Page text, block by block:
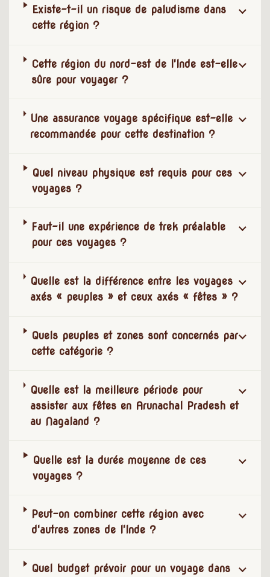
Existe-t-il un risque de paludisme dans
cette région ?
Cette région du nord-est de l'Inde est-elle
sûre pour voyager ?
Une assurance voyage spécifique est-elle
recommandée pour cette destination ?
Quel niveau physique est requis pour ces
voyages ?
Faut-il une expérience de trek préalable
pour ces voyages ?
Quelle est la différence entre les voyages
axés « peuples » et ceux axés « fêtes » ?
Quels peuples et zones sont concernés par
cette catégorie ?
Quelle est la meilleure période pour
assister aux fêtes en Arunachal Pradesh et
au Nagaland ?
Quelle est la durée moyenne de ces
voyages ?
Peut-on combiner cette région avec
d'autres zones de l'Inde ?
Quel budget prévoir pour un voyage dans